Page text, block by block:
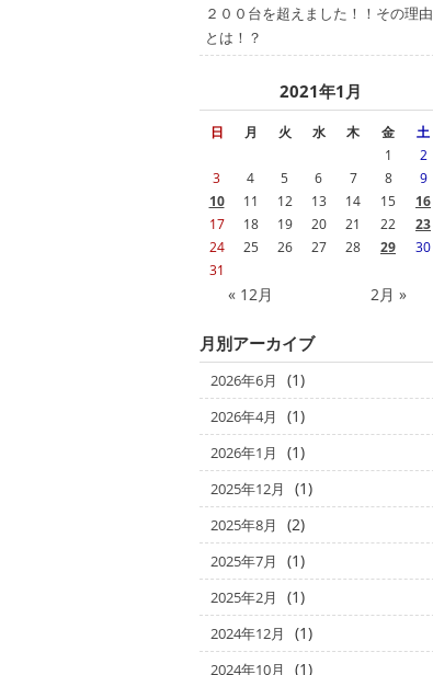
２００台を超えました！！その理由
とは！？
2021年1月
日 月 火 水 木 金 土
« 12月 2月 »
1
2
3
4 5 6 7 8
9
10
11 12 13 14 15
16
17
18 19 20 21 22
23
24
25 26 27 28 29
30
31
月別アーカイブ
2026年6月 (1)
2026年4月 (1)
2026年1月 (1)
2025年12月 (1)
2025年8月 (2)
2025年7月 (1)
2025年2月 (1)
2024年12月 (1)
2024年10月 (1)